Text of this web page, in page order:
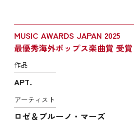
MUSIC AWARDS JAPAN 2025
最優秀海外ポップス楽曲賞 受賞
作品
APT.
アーティスト
ロゼ＆ブルーノ・マーズ